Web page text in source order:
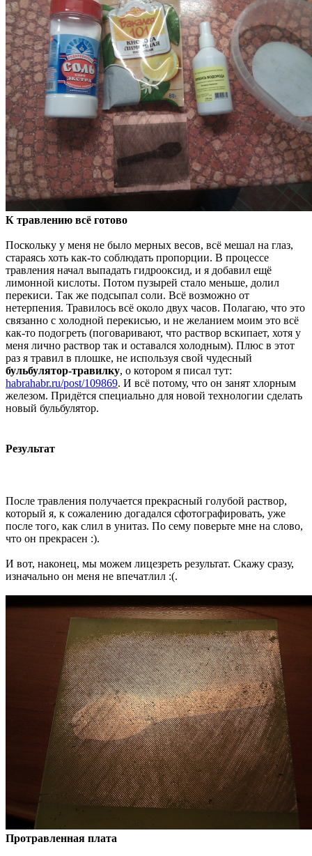
К травлению всё готово
Поскольку у меня не было мерных весов, всё мешал на глаз,
стараясь хоть как-то соблюдать пропорции. В процессе
травления начал выпадать гидрооксид, и я добавил ещё
лимонной кислоты. Потом пузырей стало меньше, долил
перекиси. Так же подсыпал соли. Всё возможно от
нетерпения. Травилось всё около двух часов. Полагаю, что это
связанно с холодной перекисью, и не желанием моим это всё
как-то подогреть (поговаривают, что раствор вскипает, хотя у
меня лично раствор так и оставался холодным). Плюс в этот
раз я травил в плошке, не используя свой чудесный
бульбулятор-травилку, о котором я писал тут:
habrahabr.ru/post/109869. И всё потому, что он занят хлорным
железом. Придётся специально для новой технологии сделать
новый бульбулятор.
Результат
После травления получается прекрасный голубой раствор,
который я, к сожалению догадался сфотографировать, уже
после того, как слил в унитаз. По сему поверьте мне на слово,
что он прекрасен :).
И вот, наконец, мы можем лицезреть результат. Скажу сразу,
изначально он меня не впечатлил :(.
Протравленная плата